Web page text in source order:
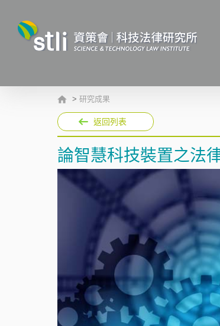
> 研究成果
返回列表
論智慧科技裝置之法